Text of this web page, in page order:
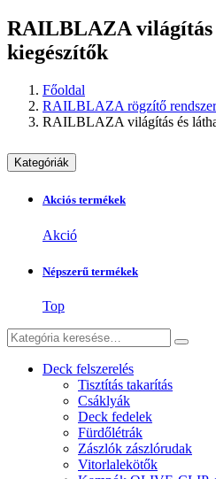
RAILBLAZA világítás
kiegészítők
Főoldal
RAILBLAZA rögzítő
RAILBLAZA világítás és
Kategóriák
Akciós termékek
Akció
Népszerű termékek
Top
Deck felszerelés
Tisztítás takarítás
Csáklyák
Deck fedelek
Fürdőlétrák
Zászlók zászlórudak
Vitorlalekötők